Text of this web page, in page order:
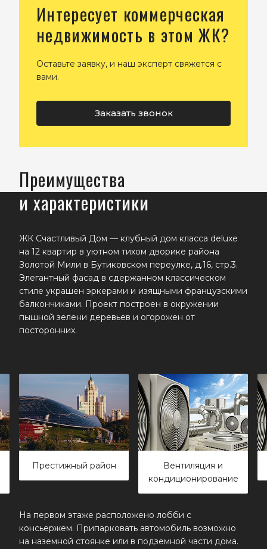
Интересует коммерческая
недвижимость в этом ЖК?
Оставьте заявку, и наш эксперт свяжется с
вами.
Заказать звонок
Преимущества
и характеристики
ЖК Счастливый Дом — клубный дом класса deluxe
на 12 квартир в уютном тихом дворике района
Золотой Мили в Бутиковском переулке, д.16, стр.3.
Элегантный фасад в сдержанном классическом
стиле украшен эркерами и изящными французскими
балкончиками. Проект построен в окружении
пышной зелени деревьев и огорожен от
посторонних.
район
Вентиляция и
кондиционирование
На первом этаже расположено лобби с
консьержем. Припарковать автомобиль возможно
на наземной стоянке или в подземной части дома.